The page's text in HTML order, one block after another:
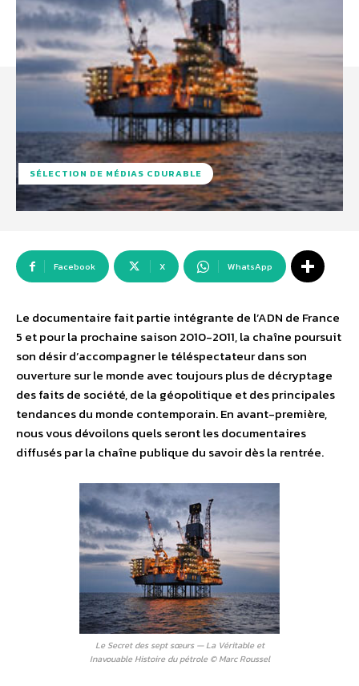
SÉLECTION DE MÉDIAS CDURABLE
Facebook X WhatsApp
Le documentaire fait partie intégrante de l’ADN de France
5 et pour la prochaine saison 2010-2011, la chaîne poursuit
son désir d’accompagner le téléspectateur dans son
ouverture sur le monde avec toujours plus de décryptage
des faits de société, de la géopolitique et des principales
tendances du monde contemporain. En avant-première,
nous vous dévoilons quels seront les documentaires
diffusés par la chaîne publique du savoir dès la rentrée.
Le Secret des sept sœurs — La Véritable et
Inavouable Histoire du pétrole © Marc Roussel